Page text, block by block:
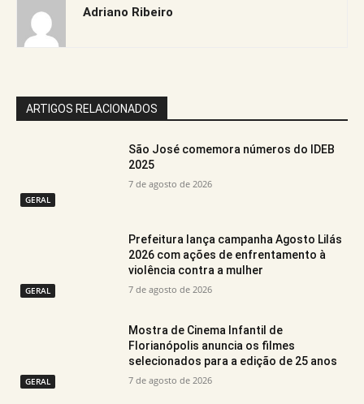
Adriano Ribeiro
ARTIGOS RELACIONADOS
GERAL
São José comemora números do IDEB
2025
7 de agosto de 2026
GERAL
Prefeitura lança campanha Agosto Lilás
2026 com ações de enfrentamento à
violência contra a mulher
7 de agosto de 2026
GERAL
Mostra de Cinema Infantil de
Florianópolis anuncia os filmes
selecionados para a edição de 25 anos
7 de agosto de 2026